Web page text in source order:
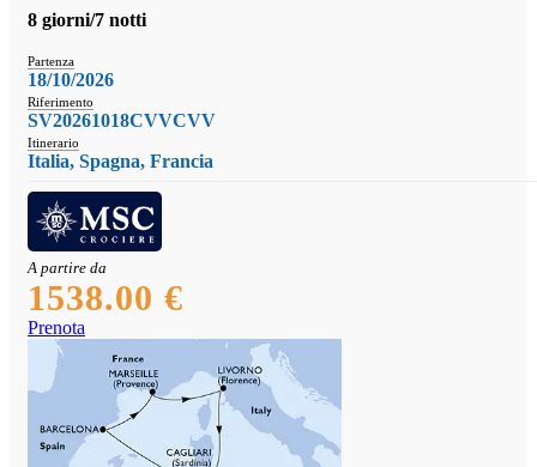
8 giorni/7 notti
Partenza
18/10/2026
Riferimento
SV20261018CVVCVV
Itinerario
Italia, Spagna, Francia
A partire da
1538.00 €
Prenota